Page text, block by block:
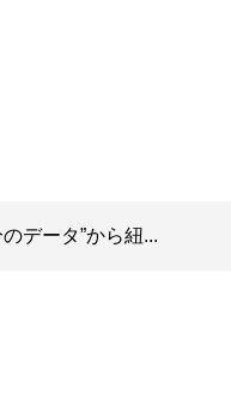
データ”から紐...